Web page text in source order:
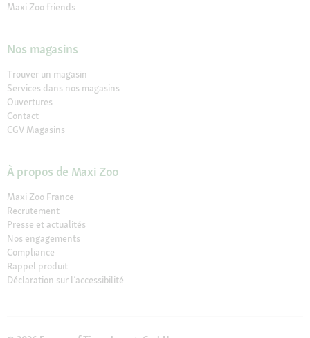
Maxi Zoo friends
Nos magasins
Trouver un magasin
Services dans nos magasins
Ouvertures
Contact
CGV Magasins
À propos de Maxi Zoo
Maxi Zoo France
Recrutement
Presse et actualités
Nos engagements
Compliance
Rappel produit
Déclaration sur l’accessibilité